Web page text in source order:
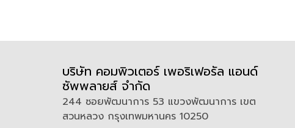
บริษัท คอมพิวเตอร์ เพอริเฟอรัล แอนด์
ซัพพลายส์ จำกัด
244 ซอยพัฒนาการ 53 แขวงพัฒนาการ เขต
สวนหลวง กรุงเทพมหานคร 10250